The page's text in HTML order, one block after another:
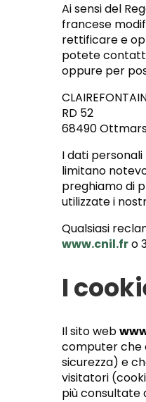
Ai sensi del
francese
rettificare e
potete
oppure per
RD 52
68490
I dati
limitano
preghiamo di
utilizzate i
Qualsiasi
www.cnil.fro
I
Il sito web
computer che
sicurezza) e
visitatori
più consultate